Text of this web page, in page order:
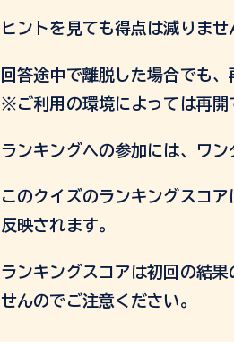
ヒントを見ても得点は減りま
回答途中で離脱した場合でも
※ご利用の環境によっては再開
ランキングへの参加には、ワン
このクイズのランキングスコ
反映されます。
ランキングスコアは初回の結
せんのでご注意ください。